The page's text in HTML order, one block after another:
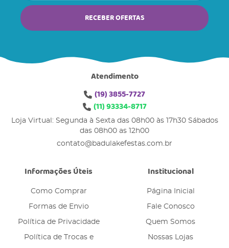
RECEBER OFERTAS
Atendimento
(19)3855-7727
(11)93334-8717
Loja Virtual: Segunda à Sexta das 08h00 às 17h30 Sábados
das 08h00 as 12h00
contato@badulakefestas.com.br
Informações Úteis
Como Comprar
Formas de Envio
Política de Privacidade
Política de Trocas e
Institucional
Página Inicial
Fale Conosco
Quem Somos
Nossas Lojas